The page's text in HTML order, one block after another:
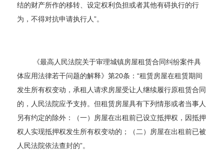
结的财产所作的移转、设定权利负担或者其他有碍执行的行
为，不得对抗申请执行人”。
《最高人民法院关于审理城镇房屋租赁合同纠纷案件具
体应用法律若干问题的解释》第20条：“租赁房屋在租赁期间
发生所有权变动，承租人请求房屋受让人继续履行原租赁合同
的，人民法院应予支持。但租赁房屋具有下列情形或者当事人
另有约定的除外：（一）房屋在出租前已设立抵押权，因抵押
权人实现抵押权发生所有权变动的；（二）房屋在出租前已被
人民法院依法查封的”。